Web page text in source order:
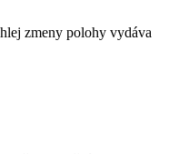
zmeny polohy vydáva